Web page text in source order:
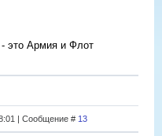
- это Армия и Флот
| Сообщение # 13